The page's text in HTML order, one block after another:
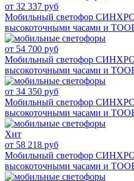
от 32 337 руб
Мобильный светофор
высокоточными часами и
от 54 700 руб
Мобильный светофор
высокоточными часами и
от 34 350 руб
Мобильный светофор
высокоточными часами и
Хит
от 58 218 руб
Мобильный светофор
высокоточными часами и